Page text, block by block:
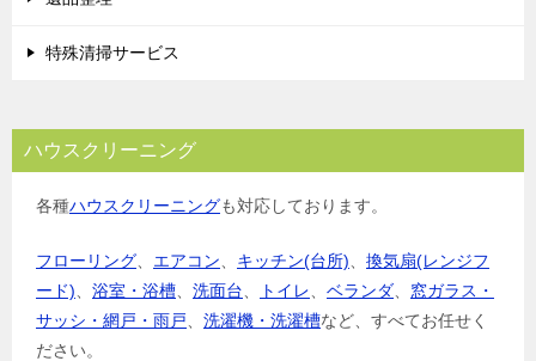
特殊清掃サービス
ハウスクリーニング
各種ハウスクリーニングも対応しております。
フローリング エアコン キッチン(台所)
換気扇(レンジフ
ード)
浴室・浴槽 洗面台 トイレ ベランダ
窓ガラス・
サッシ・網戸・雨戸
洗濯機・洗濯槽など、すべてお任せく
ださい。